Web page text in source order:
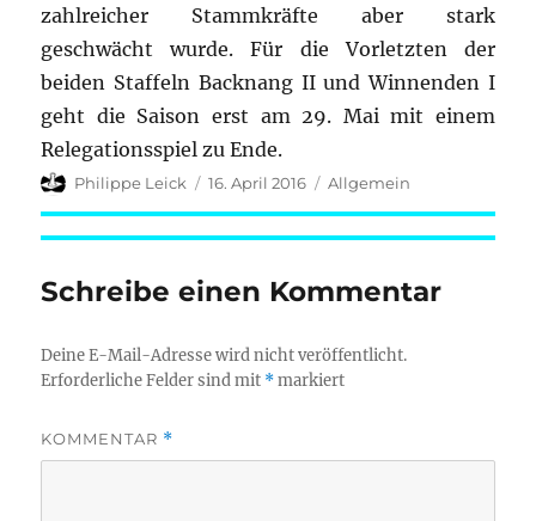
zahlreicher Stammkräfte aber stark
geschwächt wurde. Für die Vorletzten der
beiden Staffeln Backnang II und Winnenden I
geht die Saison erst am 29. Mai mit einem
Relegationsspiel zu Ende.
Autor
Philippe Leick
Veröffentlicht
am
16. April 2016 Kategorien
Allgemein
Schreibe einen Kommentar
Deine E-Mail-Adresse wird nicht veröffentlicht.
Erforderliche Felder sind mit *markiert
KOMMENTAR *